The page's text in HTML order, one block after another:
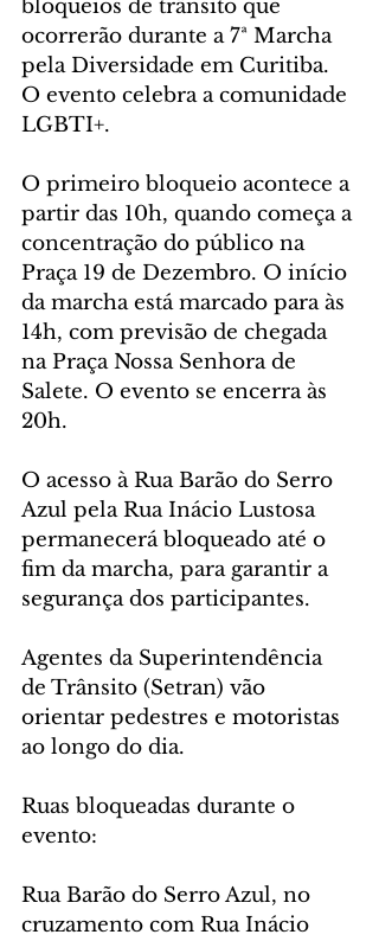
bloqueios de trânsito que
ocorrerão durante a 7ª Marcha
pela Diversidade em Curitiba.
O evento celebra a comunidade
LGBTI+.
O primeiro bloqueio acontece a
partir das 10h, quando começa a
concentração do público na
Praça 19 de Dezembro. O início
da marcha está marcado para às
14h, com previsão de chegada
na Praça Nossa Senhora de
Salete. O evento se encerra às
20h.
O acesso à Rua Barão do Serro
Azul pela Rua Inácio Lustosa
permanecerá bloqueado até o
fim da marcha, para garantir a
segurança dos participantes.
Agentes da Superintendência
de Trânsito (Setran) vão
orientar pedestres e motoristas
ao longo do dia.
Ruas bloqueadas durante o
evento:
Rua Barão do Serro Azul, no
cruzamento com Rua Inácio